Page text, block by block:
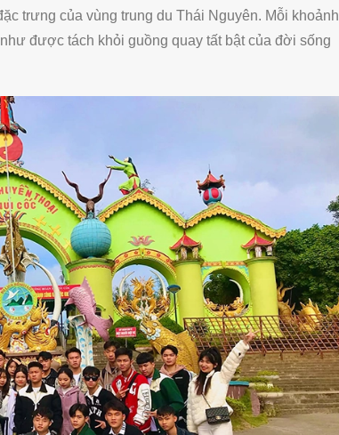
trưng của vùng trung du Thái Nguyên. Mỗi khoảnh
được tách khỏi guồng quay tất bật của đời sống